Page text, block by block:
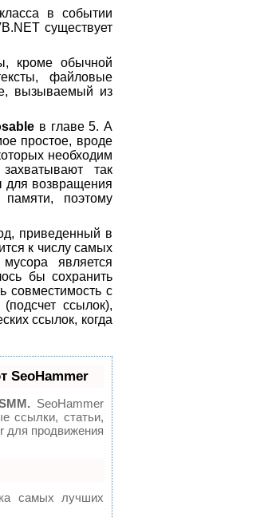
в событии
существует
кроме обычной
файловые
вызываемый из
в главе 5. А
простое, вроде
необходим
так
для возвращения
поэтому
приведенный в
к числу самых
является
бы сохранить
совместимость с
ссылок),
ссылок, когда
SeoHammer
SeoHammer
ссылки, статьи,
для продвижения
самых лучших